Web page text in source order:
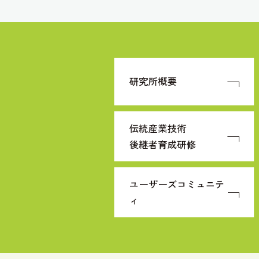
研究所概要
伝統産業技術
後継者育成研修
ユーザーズコミュニテ
ィ